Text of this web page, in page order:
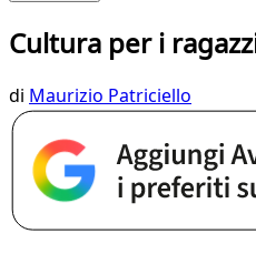
Cultura per i
di Maurizio Patriciello